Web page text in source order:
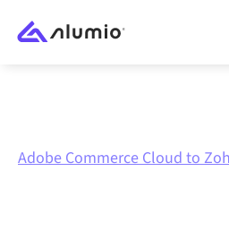
Adobe Commerce Cloud to